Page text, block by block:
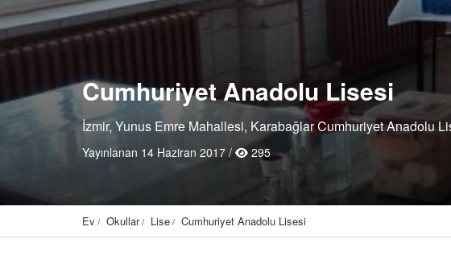
Cumhuriyet Anadolu Lisesi
İzmir, Yunus Emre Mahallesi, Karabağlar Cumhuriyet Anadolu
Yayınlanan 14 Haziran 2017 / 295
Ev Okullar Lise Cumhuriyet Anadolu Lisesi